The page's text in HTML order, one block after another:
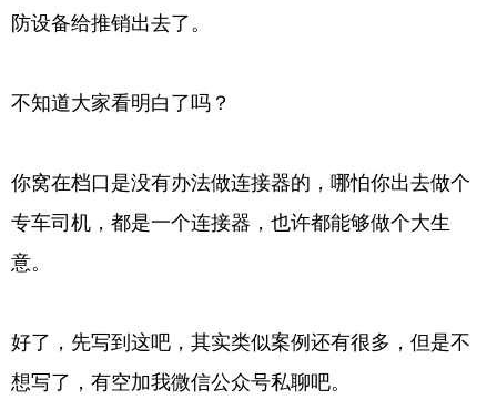
防设备给推销出去了。
不知道大家看明白了吗？
你窝在档口是没有办法做连接器的，哪怕你出去做个
专车司机，都是一个连接器，也许都能够做个大生
意。
好了，先写到这吧，其实类似案例还有很多，但是不
想写了，有空加我微信公众号私聊吧。